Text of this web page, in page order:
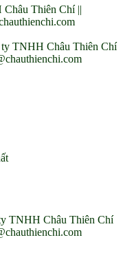
Thiên Chí ||
TNHH Châu Thiên Chí
TNHH Châu Thiên Chí